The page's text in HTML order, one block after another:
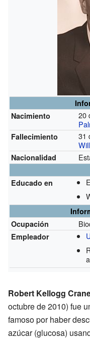
Nacimiento
20
Fallecimiento
31
Nacionalidad
Educado en
Ocupación
Empleador
Robert Kellogg
octubre de 2010) fue
famoso por haber
azúcar (glucosa)